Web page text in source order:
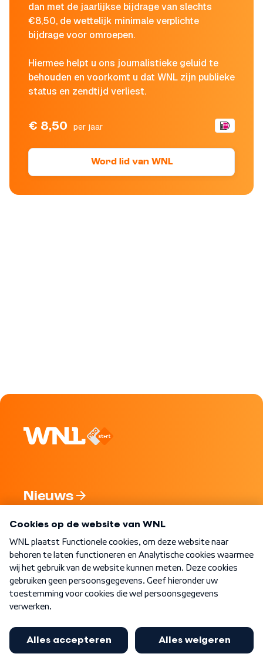
dan met de jaarlijkse bijdrage van slechts
€8,50, de wettelijk minimale verplichte
bijdrage voor omroepen.
Hiermee helpt u ons journalistieke geluid te
behouden en voorkomt u dat WNL zijn publieke
status en zendtijd verliest.
€ 8,50 per jaar
Word lid van WNL
Nieuws
Nieuwsbrief
Word Lid